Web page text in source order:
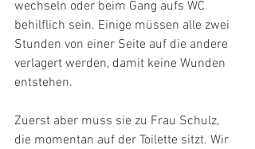
wechseln oder beim Gang aufs WC
behilflich sein. Einige müssen alle zwei
Stunden von einer Seite auf die andere
verlagert werden, damit keine Wunden
entstehen.
Zuerst aber muss sie zu Frau Schulz,
die momentan auf der Toilette sitzt. Wir